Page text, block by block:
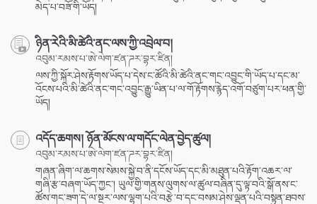
མེད་པ་བཟོ་གི་ཡོད།
ཉིན་རེའི་མི་ཚེའི་ནང་ལས་ཀྱི་འབྲེལ་བ།
འབུམ་རམས་པ་ཨེ་ལེག་ཛན་ཌར་བྷར་ཛིན།
ལས་ཀྱི་སྐོར་ཤེས་རྟོགས་ཡོད་པ་དེས་ང་ཚོའི་མི་ཚེའི་ནང་གང་འབྱུང་གི་ཡོད་པ་དང་མ་
འོངས་པའི་མི་ཚེའི་ནང་གང་འབྱུང་རྒྱུ་ཡིན་པ་ལ་གོ་རྟོགས་རྙེད་འགོ་བཙུག་པར་ཕན་གྱི་
ཡོད།
འདོད་ཆགས། ཉོན་མོངས་ལ་གདོང་ལེན་བྱེད་ཚུལ།
འབུམ་རམས་པ་ཨེ་ལེག་ཛན་ཌར་བྷར་ཛིན།
གཞན་ཞིག་ལ་ཆགས་སེམས་སྐྱེ་བ་ནི་དངོས་ཡོད་དང་མི་མཐུན་པའི་རྟོག་འཆར་ལ་
གཞི་རྩ་བཞག་ཡོད་ཀྱང་། ཡུལ་གྱི་གནས་ལུགས་ལ་ཚུལ་བཞིན་དུ་ལྟ་བའི་སྒོ་ནས་ང་
ཚོས་གང་ཟག་དེ་ལ་སྔར་ལས་ལྷག་པའི་བརྩེ་བ་དང་བསམ་ཤེས་ལྡན་པའི་བསྟུན་ཐབས་